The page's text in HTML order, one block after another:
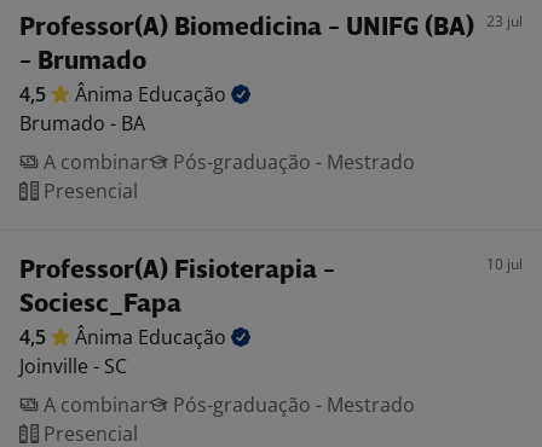
Professor(A) Biomedicina - UNIFG (BA)
- Brumado
23 jul
4,5 Ânima Educação
Brumado - BA
A combinar
Pós-graduação - Mestrado
Presencial
Professor(A) Fisioterapia -
Sociesc_Fapa
10 jul
4,5 Ânima Educação
Joinville - SC
A combinar
Pós-graduação - Mestrado
Presencial